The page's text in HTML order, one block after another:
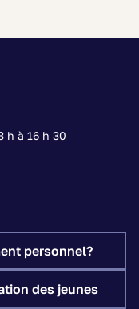
h à 16 h 30
personnel?
des jeunes